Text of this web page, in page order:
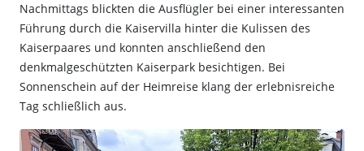
Nachmittags blickten die Ausflügler bei einer interessanten
Führung durch die Kaiservilla hinter die Kulissen des
Kaiserpaares und konnten anschließend den
denkmalgeschützten Kaiserpark besichtigen. Bei
Sonnenschein auf der Heimreise klang der erlebnisreiche
Tag schließlich aus.